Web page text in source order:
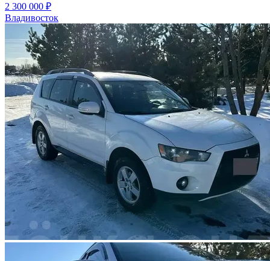
2 300 000 ₽
Владивосток